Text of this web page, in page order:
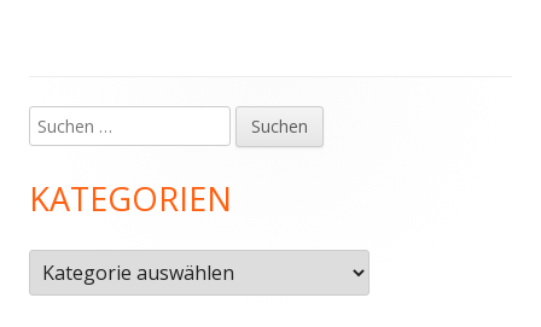
Haupt-
Seitenleiste
Suchen
nach:
KATEGORIEN
Kategorien